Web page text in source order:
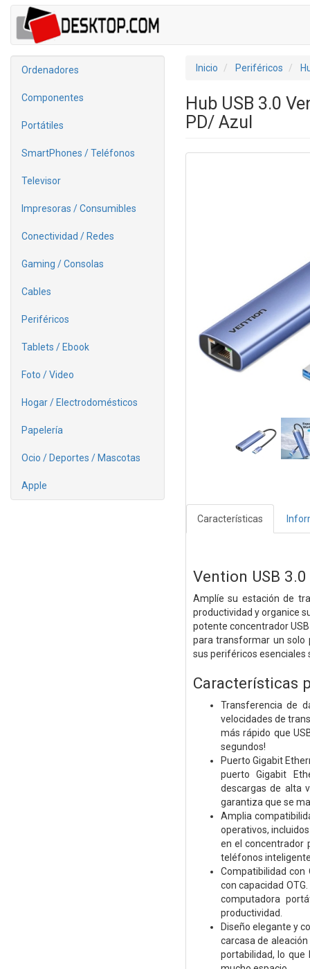
Ordenadores
Componentes
Portátiles
SmartPhones / Teléfonos
Televisor
Impresoras / Consumibles
Conectividad / Redes
Gaming / Consolas
Cables
Periféricos
Tablets / Ebook
Foto / Video
Hogar / Electrodomésticos
Papelería
Ocio / Deportes / Mascotas
Apple
Inicio Periféricos
Hub USB 3.0
PD/ Azul
Características
Vention USB
Amplíe su estación de
productividad y organice
potente concentrador
para transformar un solo
sus periféricos esenciales
Características
Transferencia de
velocidades de
más rápido que
segundos!
Puerto Gigabit
puerto Gigabit
descargas de alta
garantiza que se
Amplia
operativos,
en el concentrador
teléfonos
Compatibilidad
con capacidad
computadora
productividad.
Diseño elegante y
carcasa de
portabilidad, lo